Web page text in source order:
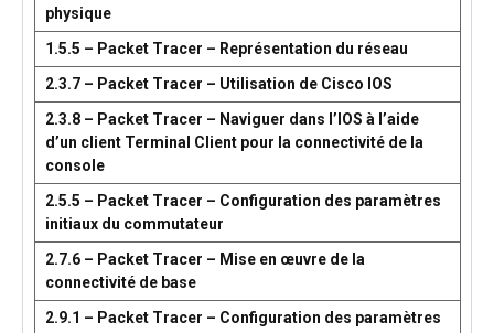
physique
1.5.5 – Packet Tracer – Représentation du réseau
2.3.7 – Packet Tracer – Utilisation de Cisco IOS
2.3.8 – Packet Tracer – Naviguer dans l’IOS à l’aide
d’un client Terminal Client pour la connectivité de la
console
2.5.5 – Packet Tracer – Configuration des paramètres
initiaux du commutateur
2.7.6 – Packet Tracer – Mise en œuvre de la
connectivité de base
2.9.1 – Packet Tracer – Configuration des paramètres